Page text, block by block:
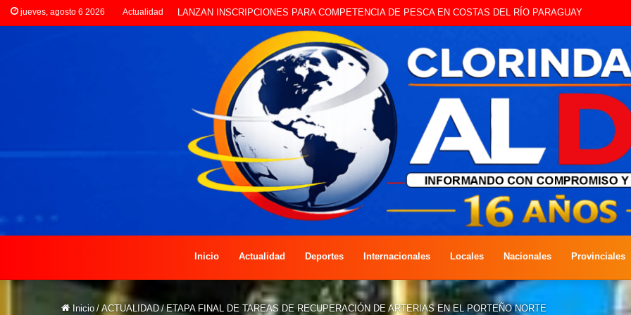
jueves, agosto 6 2026 Actualidad CLORINDA CREATIVA LANZA ESTE SÁBADO LA EDICIÓN DÍA DEL NIÑO
Inicio Actualidad Deportes Internacionales Locales Nacionales Provinciales
Inicio / ACTUALIDAD / ETAPA FINAL DE TAREAS DE RECUPERACIÓN DE ARTERIAS EN EL PORTEÑO NORTE